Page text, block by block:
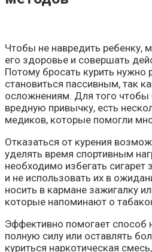
Чтобы не навредить ребенку,
его здоровье и совершать
Потому бросать курить нужно
становиться пассивным, так
осложнениям. Для того чтобы
вредную привычку, есть
медиков, которые помогли
Отказаться от курения
уделять время спортивным
необходимо избегать сигарет
и не использовать их в
носить в кармане зажигалку
которые напоминают о
Эффективно помогает способ
полную силу или оставлять
куриться наркотическая